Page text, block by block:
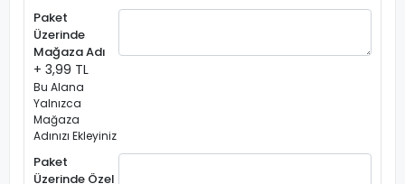
Paket
Üzerinde
Mağaza Adı
+ 3,99 TL
Bu Alana
Yalnızca
Mağaza
Adınızı Ekleyiniz
Paket
Üzerinde Özel